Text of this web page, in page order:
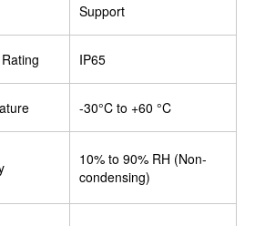
Support
IP65
-30°C to +60 °C
10% to 90% RH (Non-
condensing)